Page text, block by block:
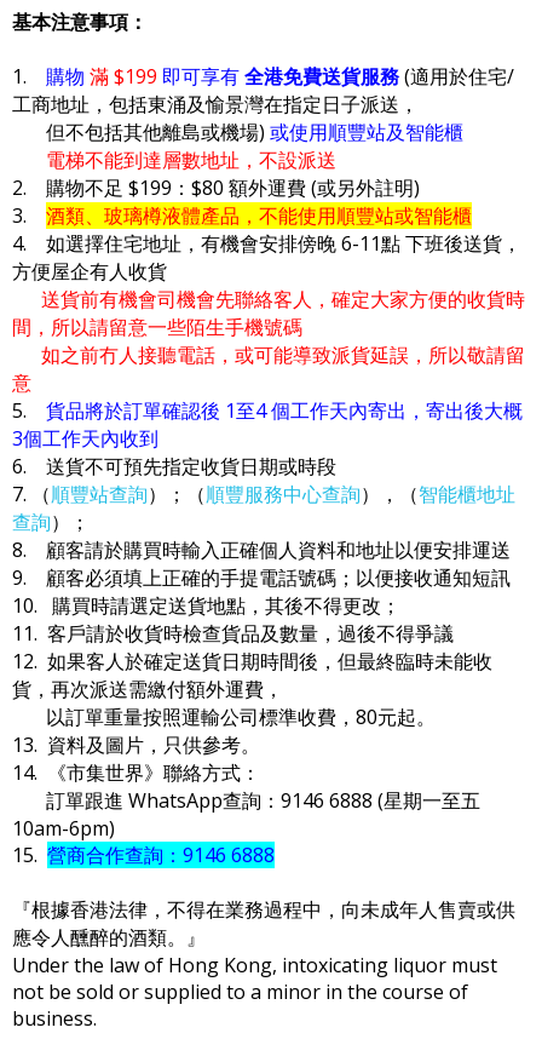
基本注意事項：
1. 購物 滿 $199 即可享有全港免費送貨服務(適用於住宅/
工商地址，包括東涌及愉景灣在指定日子派送，
但不包括其他離島或機場) 或使用順豐站及智能櫃
電梯不能到達層數地址，不設派送
2. 購物不足 $199：$80 額外運費 (或另外註明)
3. 酒類、玻璃樽液體產品，不能使用順豐站或智能櫃
4. 如選擇住宅地址，有機會安排傍晚 6-11點 下班後送貨，
方便屋企有人收貨
送貨前有機會司機會先聯絡客人，確定大家方便的收貨時
間，所以請留意一些陌生手機號碼
如之前冇人接聽電話，或可能導致派貨延誤，所以敬請留
意
5. 貨品將於訂單確認後 1至4 個工作天內寄出，寄出後大概
3個工作天內收到
6. 送貨不可預先指定收貨日期或時段
7. （順豐站查詢）；（順豐服務中心查詢），（智能櫃地址
查詢）；
8. 顧客請於購買時輸入正確個人資料和地址以便安排運送
9. 顧客必須填上正確的手提電話號碼；以便接收通知短訊
10. 購買時請選定送貨地點，其後不得更改；
11. 客戶請於收貨時檢查貨品及數量，過後不得爭議
12. 如果客人於確定送貨日期時間後，但最終臨時未能收
貨，再次派送需繳付額外運費，
以訂單重量按照運輸公司標準收費，80元起。
13. 資料及圖片，只供參考。
14. 《市集世界》聯絡方式：
訂單跟進 WhatsApp查詢：9146 6888 (星期一至五
10am-6pm)
15. 營商合作查詢：9146 6888
『根據香港法律，不得在業務過程中，向未成年人售賣或供
應令人醺醉的酒類。』
Under the law of Hong Kong, intoxicating liquor must
not be sold or supplied to a minor in the course of
business.